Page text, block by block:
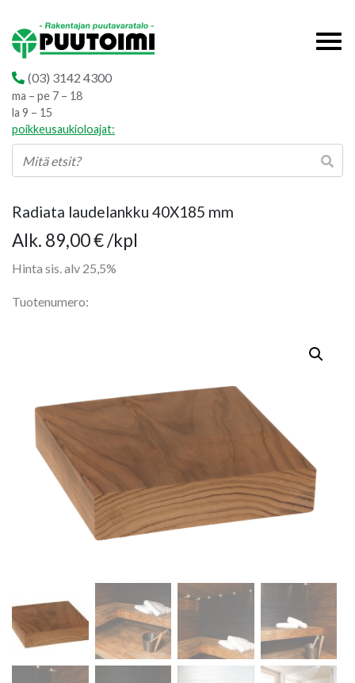
(03) 3142 4300
ma – pe 7 – 18
la 9 – 15
poikkeusaukioloajat:
Radiata laudelankku 40X185 mm
Alk. 89,00€Hintaluokka:
89,00 €
/kpl
Hinta sis. alv 25,5%
Tuotenumero: